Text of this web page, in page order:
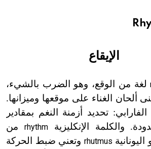
الإيقاع
لغة من الوقع، وهو الضرب بالشيء،
ألحان الغناء على موقعها وميزانها.
تحديد أزمنة النغم بمقادير
والكلمة الإنكليزيةrhythm من
اليونانية rhutmus وتعني ضبط الحركة